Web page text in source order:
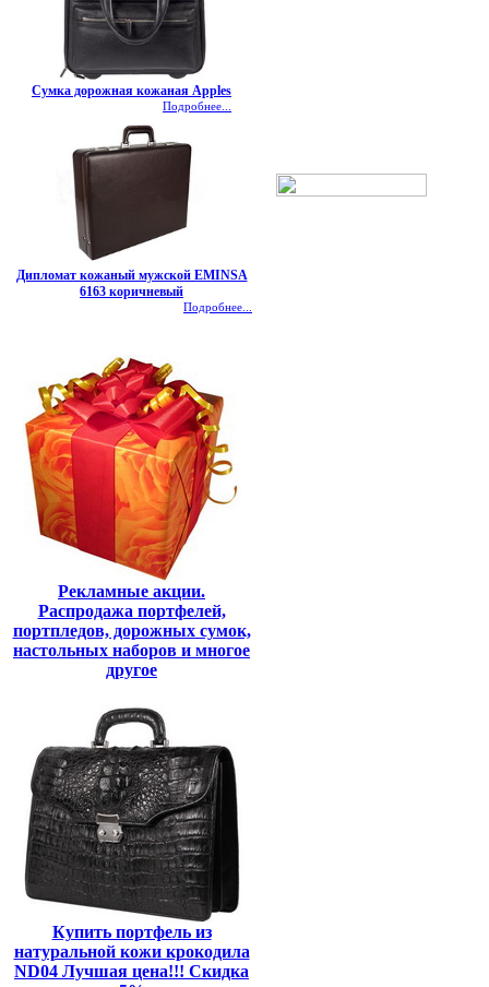
Сумка дорожная кожаная Apples
Подробнее...
Дипломат кожаный мужской EMINSA
6163 коричневый
Подробнее...
Рекламные акции.
Распродажа портфелей,
портпледов, дорожных сумок,
настольных наборов и многое
другое
Купить портфель из
натуральной кожи крокодила
ND04 Лучшая цена!!! Скидка